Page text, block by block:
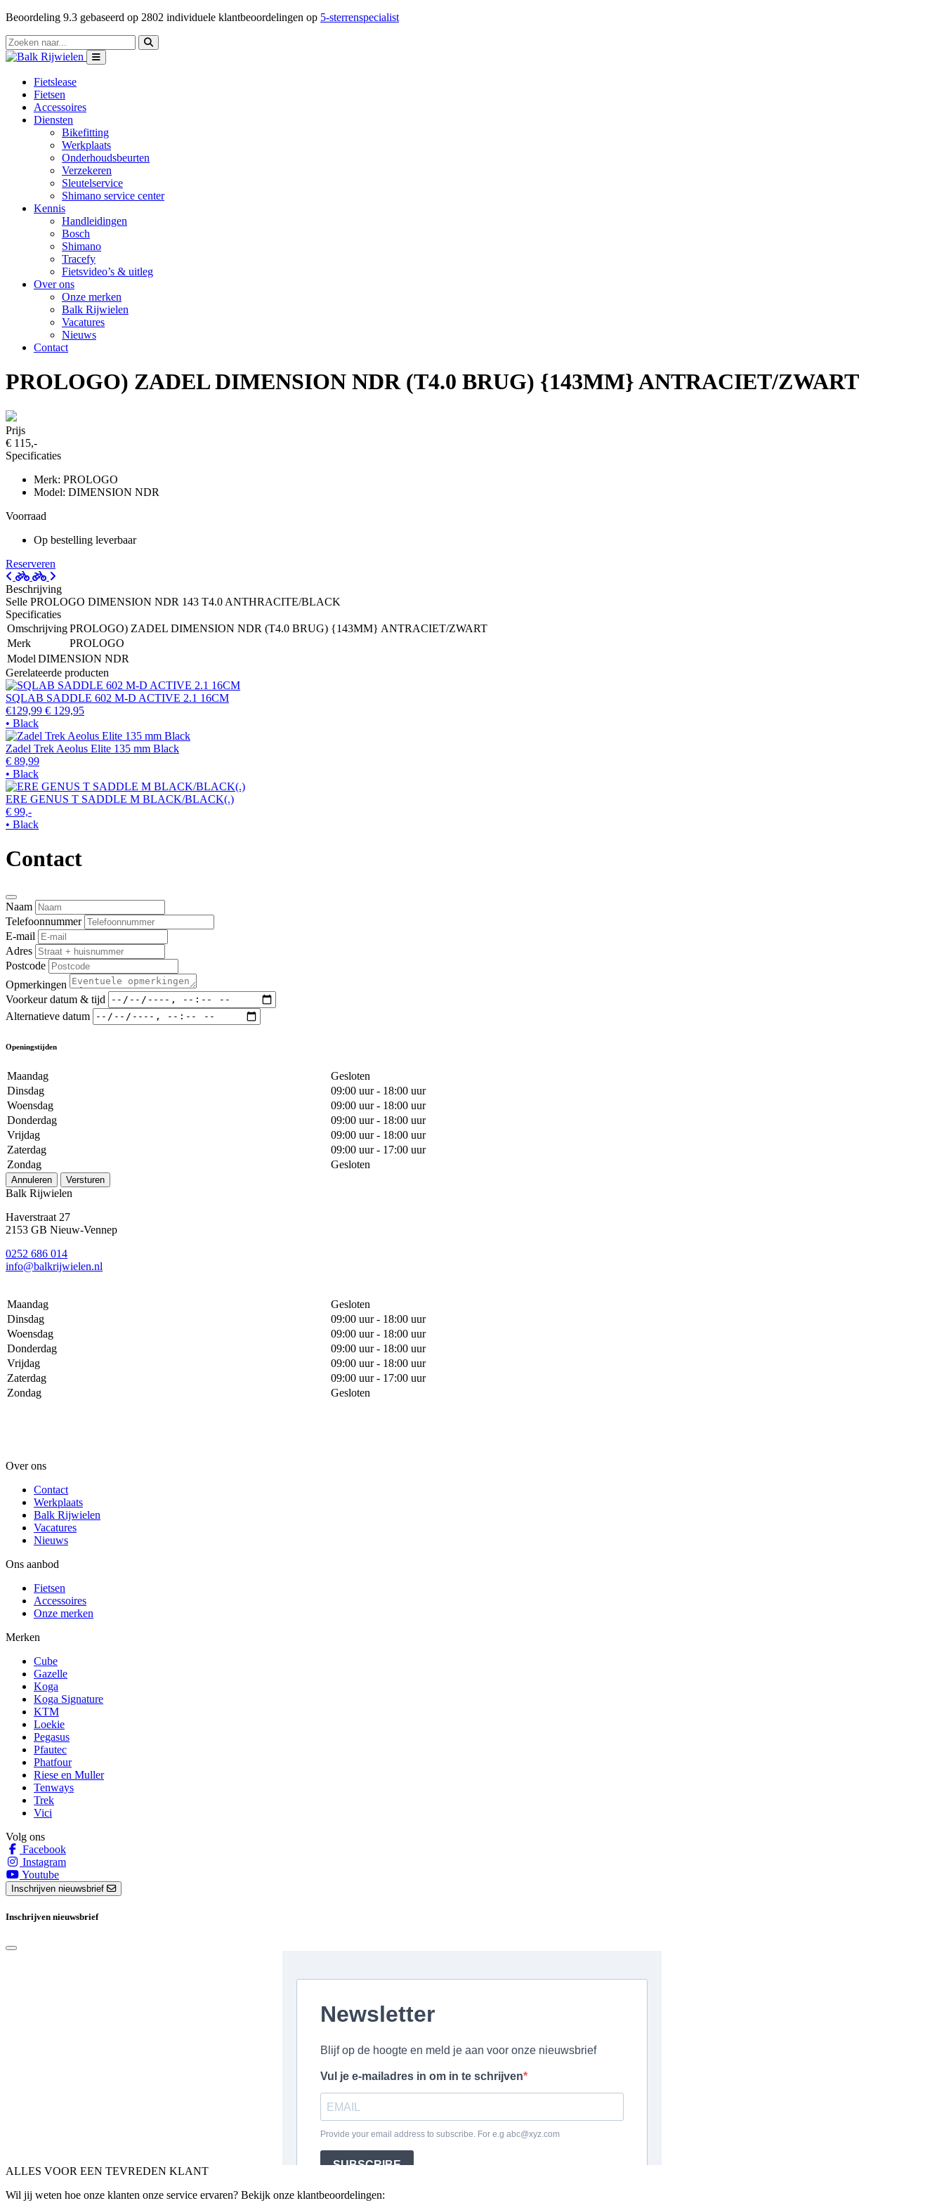
Beoordeling 9.3 gebaseerd op 2802 individuele klantbeoordelingen op 5-sterrenspecialist
Fietslease
Fietsen
Accessoires
Diensten
Bikefitting
Werkplaats
Onderhoudsbeurten
Verzekeren
Sleutelservice
Shimano service center
Kennis
Handleidingen
Bosch
Shimano
Tracefy
Fietsvideo’s & uitleg
Over ons
Onze merken
Balk Rijwielen
Vacatures
Nieuws
Contact
PROLOGO) ZADEL DIMENSION NDR (T4.0 BRUG) {143MM} ANTRACIET/ZWART
Prijs
€ 115,-
Specificaties
Merk: PROLOGO
Model: DIMENSION NDR
Voorraad
Op bestelling leverbaar
Reserveren
Beschrijving
Selle PROLOGO DIMENSION NDR 143 T4.0 ANTHRACITE/BLACK
Specificaties
OmschrijvingPROLOGO) ZADEL DIMENSION NDR (T4.0 BRUG) {143MM} ANTRACIET/ZWART
Merk
PROLOGO
Model DIMENSION NDR
Gerelateerde producten
SQLAB SADDLE 602 M-D ACTIVE 2.1 16CM
€129,99 € 129,95
• Black
Zadel Trek Aeolus Elite 135 mm Black
€ 89,99
• Black
ERE GENUS T SADDLE M BLACK/BLACK(.)
€ 99,-
• Black
Contact
Naam
Telefoonnummer
E-mail
Adres
Postcode
Opmerkingen
Voorkeur datum & tijd
Alternatieve datum
Openingstijden
Maandag
Gesloten
Dinsdag
09:00 uur - 18:00 uur
Woensdag
09:00 uur - 18:00 uur
Donderdag
09:00 uur - 18:00 uur
Vrijdag
09:00 uur - 18:00 uur
Zaterdag
09:00 uur - 17:00 uur
Zondag
Gesloten
Annuleren Versturen
Balk Rijwielen
Haverstraat 27
2153 GB Nieuw-Vennep
0252 686 014
info@balkrijwielen.nl
Maandag
Gesloten
Dinsdag
09:00 uur - 18:00 uur
Woensdag
09:00 uur - 18:00 uur
Donderdag
09:00 uur - 18:00 uur
Vrijdag
09:00 uur - 18:00 uur
Zaterdag
09:00 uur - 17:00 uur
Zondag
Gesloten
Over ons
Contact
Werkplaats
Balk Rijwielen
Vacatures
Nieuws
Ons aanbod
Fietsen
Accessoires
Onze merken
Merken
Cube
Gazelle
Koga
Koga Signature
KTM
Loekie
Pegasus
Pfautec
Phatfour
Riese en Muller
Tenways
Trek
Vici
Volg ons
Facebook
Instagram
Youtube
Inschrijven nieuwsbrief
Inschrijven nieuwsbrief
ALLES VOOR EEN TEVREDEN KLANT
Wil jij weten hoe onze klanten onze service ervaren? Bekijk onze klantbeoordelingen: